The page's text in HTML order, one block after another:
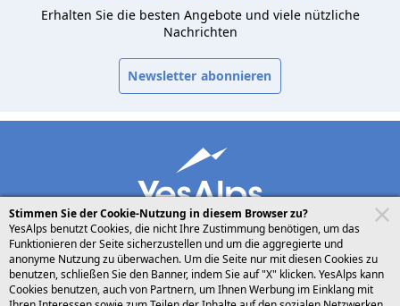
Erhalten Sie die besten Angebote und viele nützliche
Nachrichten
Newsletter abonnieren
desktop folgen Sie uns auf teilen
Stimmen Sie der Cookie-Nutzung in diesem Browser zu?
YesAlps benutzt Cookies, die nicht Ihre Zustimmung benötigen, um das
Funktionieren der Seite sicherzustellen und um die aggregierte und
anonyme Nutzung zu überwachen. Um die Seite nur mit diesen Cookies zu
benutzen, schließen Sie den Banner, indem Sie auf "X" klicken. YesAlps kann
Cookies benutzen, auch von Partnern, um Ihnen Werbung im Einklang mit